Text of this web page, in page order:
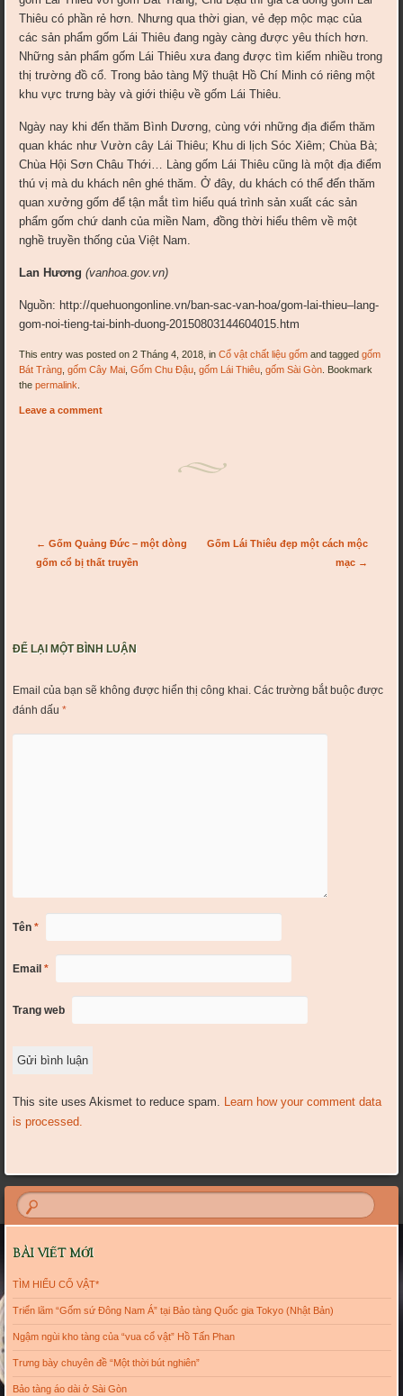
Thiêu có phần rẻ hơn. Nhưng qua thời gian, vẻ đẹp mộc mạc của
các sản phẩm gốm Lái Thiêu đang ngày càng được yêu thích hơn.
Những sản phẩm gốm Lái Thiêu xưa đang được tìm kiếm nhiều trong
thị trường đồ cổ. Trong bảo tàng Mỹ thuật Hồ Chí Minh có riêng một
khu vực trưng bày và giới thiệu về gốm Lái Thiêu.
Ngày nay khi đến thăm Bình Dương, cùng với những địa điểm thăm
quan khác như Vườn cây Lái Thiêu; Khu di lịch Sóc Xiêm; Chùa Bà;
Chùa Hội Sơn Châu Thới… Làng gốm Lái Thiêu cũng là một địa điểm
thú vị mà du khách nên ghé thăm. Ở đây, du khách có thể đến thăm
quan xưởng gốm để tận mắt tìm hiểu quá trình sản xuất các sản
phẩm gốm chứ danh của miền Nam, đồng thời hiểu thêm về một
nghề truyền thống của Việt Nam.
Lan Hương (vanhoa.gov.vn)
Nguồn: http://quehuongonline.vn/ban-sac-van-hoa/gom-lai-thieu–lang-
gom-noi-tieng-tai-binh-duong-20150803144604015.htm
This entry was posted on 2 Tháng 4, 2018, inCổ vật chất liệu gốm and taggedgốm
Bát Tràng ,gốm Cây Mai ,Gốm Chu Đậu ,gốm Lái Thiêu ,gốm Sài Gòn . Bookmark
thepermalink
Leave a comment
Post navigation
← Gốm Quảng Đức – một dòng
gốm cổ bị thất truyền
Gốm Lái Thiêu đẹp một cách mộc
mạc →
ĐỂ LẠI MỘT BÌNH LUẬN
Email của bạn sẽ không được hiển thị công khai. Các trường bắt buộc được
đánh dấu *
Tên *
Email *
Trang web
This site uses Akismet to reduce spam. Learn how your comment data
is processed.
BÀI VIẾT MỚI
TÌM HIỂU CỔ VẬT*
Triển lãm “Gốm sứ Đông Nam Á” tại Bảo tàng Quốc gia Tokyo (Nhật Bản)
Ngậm ngùi kho tàng của “vua cổ vật” Hồ Tấn Phan
Trưng bày chuyên đề “Một thời bút nghiên”
Bảo tàng áo dài ở Sài Gòn